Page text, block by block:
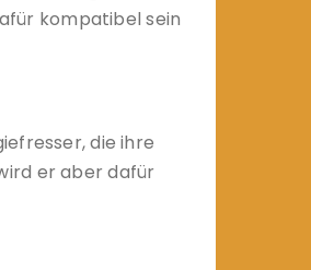
kompatibel sein
die ihre
er aber dafür